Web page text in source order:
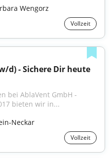
Wengorz
Vollzeit
d) - Sichere Dir heute
bei AblaVent GmbH -
bieten wir in...
Neckar
Vollzeit